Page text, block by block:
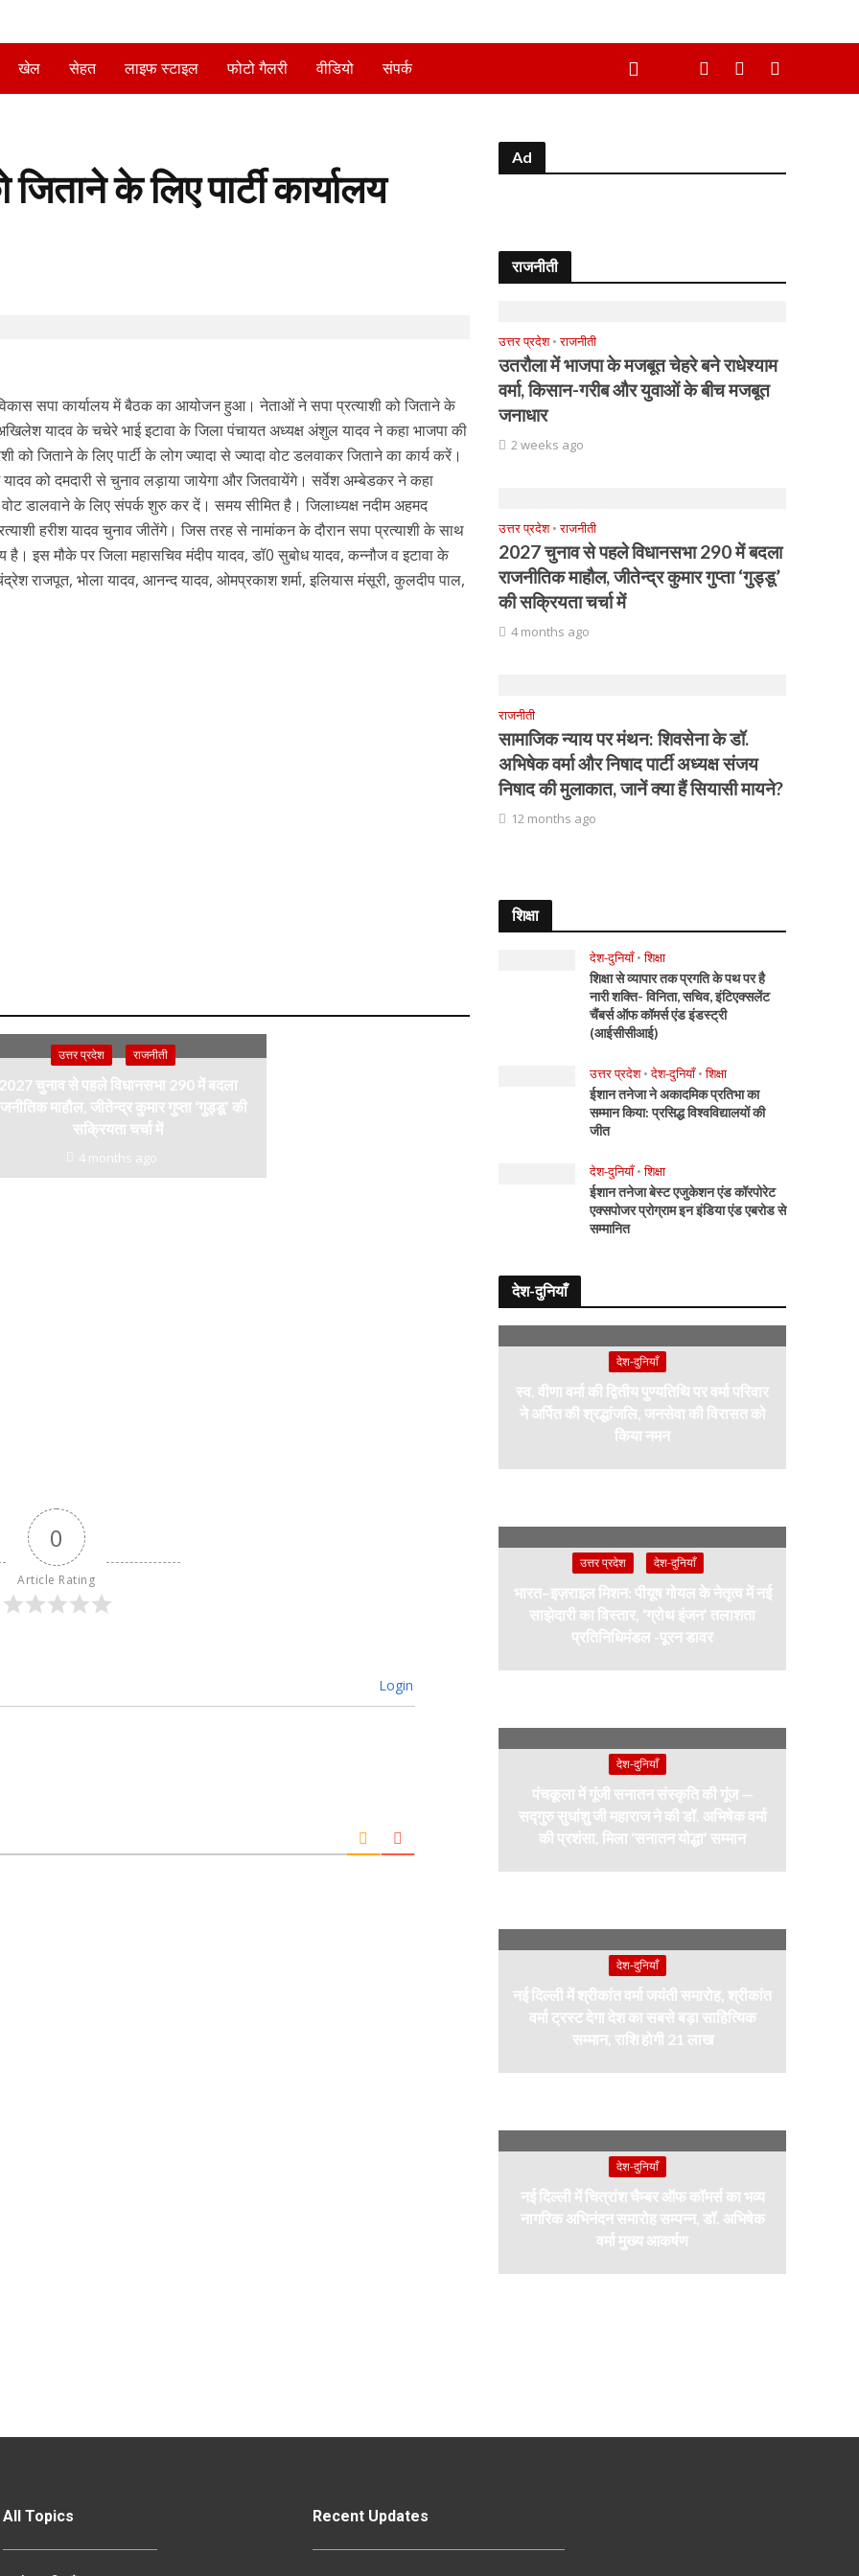
खेल सेहत लाइफ स्टाइल फोटो गैलरी वीडियो संपर्क
के लिए पार्टी कार्यालय
सपा कार्यालय में बैठक का आयोजन हुआ। नेताओं ने सपा प्रत्याशी को जिताने के
अखिलेश यादव के चचेरे भाई इटावा के जिला पंचायत अध्यक्ष अंशुल यादव ने कहा भाजपा की
को जिताने के लिए पार्टी के लोग ज्यादा से ज्यादा वोट डलवाकर जिताने का कार्य करें।
यादव को दमदारी से चुनाव लड़ाया जायेगा और जितवायेंगे। सर्वेश अम्बेडकर ने कहा
वोट डालवाने के लिए संपर्क शुरु कर दें। समय सीमित है। जिलाध्यक्ष नदीम अहमद
हरीश यादव चुनाव जीतेंगे। जिस तरह से नामांकन के दौरान सपा प्रत्याशी के साथ
है। इस मौके पर जिला महासचिव मंदीप यादव, डॉ0 सुबोध यादव, कन्नौज व इटावा के
राजपूत, भोला यादव, आनन्द यादव, ओमप्रकाश शर्मा, इलियास मंसूरी, कुलदीप पाल,
उत्तर प्रदेश राजनीती
2027 चुनाव से पहले विधानसभा 290 में बदला
माहौल, जीतेन्द्र कुमार गुप्ता ‘गुड्डू’ की
सक्रियता चर्चा में
4 months ago
0
Article Rating
Login
Ad
राजनीती
उत्तर प्रदेश • राजनीती
उतरौला में भाजपा के मजबूत चेहरे बने राधेश्याम
वर्मा, किसान-गरीब और युवाओं के बीच मजबूत
जनाधार
2 weeks ago
उत्तर प्रदेश • राजनीती
2027 चुनाव से पहले विधानसभा 290 में बदला
राजनीतिक माहौल, जीतेन्द्र कुमार गुप्ता ‘गुड्डू’
की सक्रियता चर्चा में
4 months ago
राजनीती
सामाजिक न्याय पर मंथन: शिवसेना के डॉ.
अभिषेक वर्मा और निषाद पार्टी अध्यक्ष संजय
निषाद की मुलाकात, जानें क्या हैं सियासी मायने?
12 months ago
शिक्षा
देश-दुनियाँ • शिक्षा
शिक्षा से व्यापार तक प्रगति के पथ पर है
नारी शक्ति- विनिता, सचिव, इंटिएक्सलेंट
चैंबर्स ऑफ कॉमर्स एंड इंडस्ट्री
(आईसीसीआई)
उत्तर प्रदेश • देश-दुनियाँ • शिक्षा
ईशान तनेजा ने अकादमिक प्रतिभा का
सम्मान किया: प्रसिद्ध विश्वविद्यालयों की
जीत
देश-दुनियाँ • शिक्षा
ईशान तनेजा बेस्ट एजुकेशन एंड कॉरपोरेट
एक्सपोजर प्रोग्राम इन इंडिया एंड एबरोड से
सम्मानित
देश-दुनियाँ
देश-दुनियाँ
स्व. वीणा वर्मा की द्वितीय पुण्यतिथि पर वर्मा परिवार
ने अर्पित की श्रद्धांजलि, जनसेवा की विरासत को
किया नमन
उत्तर प्रदेश देश-दुनियाँ
भारत–इज़राइल मिशन: पीयूष गोयल के नेतृत्व में नई
साझेदारी का विस्तार, ‘ग्रोथ इंजन’ तलाशता
प्रतिनिधिमंडल -पूरन डावर
देश-दुनियाँ
पंचकूला में गूंजी सनातन संस्कृति की गूंज —
सद्गुरु सुधांशु जी महाराज ने की डॉ. अभिषेक वर्मा
की प्रशंसा, मिला ‘सनातन योद्धा’ सम्मान
देश-दुनियाँ
नई दिल्ली में श्रीकांत वर्मा जयंती समारोह, श्रीकांत
वर्मा ट्रस्ट देगा देश का सबसे बड़ा साहित्यिक
सम्मान, राशि होगी 21 लाख
देश-दुनियाँ
नई दिल्ली में चित्रांश चैम्बर ऑफ कॉमर्स का भव्य
नागरिक अभिनंदन समारोह सम्पन्न, डॉ. अभिषेक
वर्मा मुख्य आकर्षण
All Topics Recent Updates